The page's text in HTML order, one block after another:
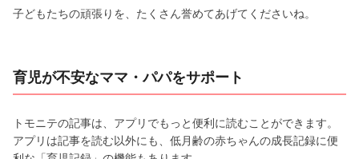
子どもたちの頑張りを、たくさん誉めてあげてくださいね。
育児が不安なママ・パパをサポート
トモニテの記事は、アプリでもっと便利に読むことができます。
アプリは記事を読む以外にも、低月齢の赤ちゃんの成長記録に便